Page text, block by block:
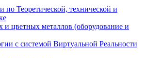
по Теоретической, технической и
и цветных металлов (оборудование и
с системой Виртуальной Реальности